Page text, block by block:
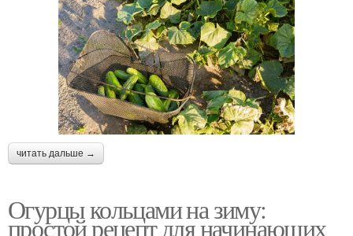
читать дальше →
Огурцы кольцами на зиму:
простой рецепт для начинающих